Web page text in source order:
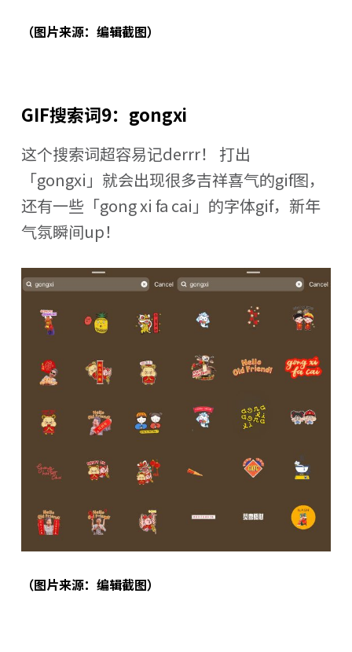
（图片来源：编辑截图）
GIF搜索词9：gongxi
这个搜索词超容易记derrr！ 打出
「gongxi」就会出现很多吉祥喜气的gif图，
还有一些「gong xi fa cai」的字体gif，新年
气氛瞬间up！
（图片来源：编辑截图）